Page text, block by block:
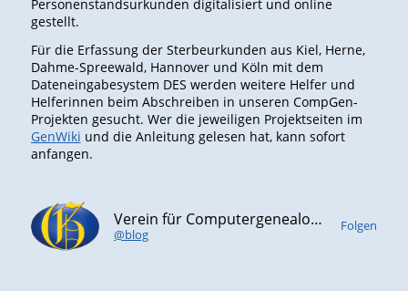
Personenstandsurkunden digitalisiert und online
gestellt.
Für die Erfassung der Sterbeurkunden aus Kiel, Herne,
Dahme-Spreewald, Hannover und Köln mit dem
Dateneingabesystem DES werden weitere Helfer und
Helferinnen beim Abschreiben in unseren CompGen-
Projekten gesucht. Wer die jeweiligen Projektseiten im
GenWiki und die Anleitung gelesen hat, kann sofort
anfangen.
Verein für Computergenealogie e.V. (CompGen)
@blog
Folgen